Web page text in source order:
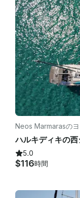
Neos Marmarasのヨ
5.0
$116時間